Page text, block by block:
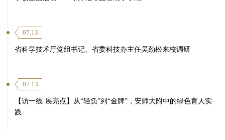
07.13
省科学技术厅党组书记、省委科技办主任吴劲松来校调研
07.13
【访一线·展亮点】从“轻负”到“金牌”，安师大附中的绿色育人实
践